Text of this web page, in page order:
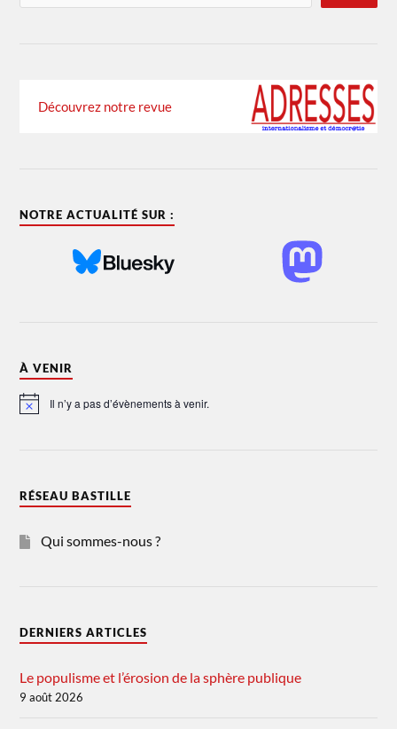
Découvrez notre revue
NOTRE ACTUALITÉ SUR :
À VENIR
Notice Il n’y a pas d’évènements à venir.
RÉSEAU BASTILLE
Qui sommes-nous ?
DERNIERS ARTICLES
Le populisme et l’érosion de la sphère publique
9 août 2026